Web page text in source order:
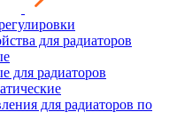
для радиаторов
для радиаторов
для радиаторов по